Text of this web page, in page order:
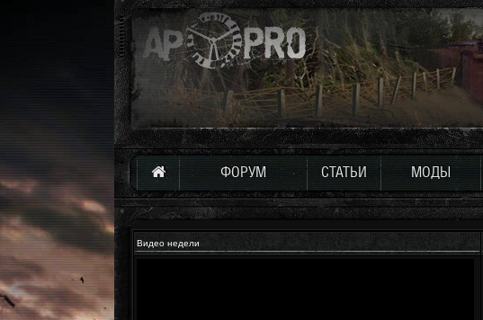
ФОРУМ СТАТЬИ МОДЫ
Видео недели